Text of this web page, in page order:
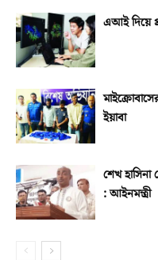
এআই দিয়ে
ইয়াবা
শেখ
: আইনমন্ত্রী